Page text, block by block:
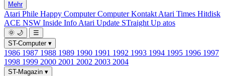
Mehr
Atari Phile Happy ComputerComputer Kontakt Atari Times Hitdisk
ACE NSW Inside Info Atari Update STraight Up atos
🌞 🌙
☰
ST-Computer ▾
1986 1987 1988 1989 1990 1991 1992 1993 1994 1995 1996 1997
1998 1999 2000 2001 2002 2003 2004
ST-Magazin ▾